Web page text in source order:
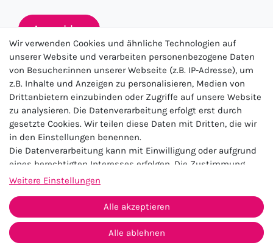
Anmelden
★★★★★
4.5 / 5.0 (23.143)
Impressum Daten­schutz­erklärung
AGB
Widerrufs­recht
Kontakt
Vertrag widerrufen
Wir verwenden Cookies und ähnliche Technologien auf
unserer Website und verarbeiten personenbezogene Daten
von Besucher:innen unserer Webseite (z.B. IP-Adresse), um
z.B. Inhalte und Anzeigen zu personalisieren, Medien von
Drittanbietern einzubinden oder Zugriffe auf unsere Website
zu analysieren. Die Datenverarbeitung erfolgt erst durch
gesetzte Cookies. Wir teilen diese Daten mit Dritten, die wir
in den Einstellungen benennen.
Die Datenverarbeitung kann mit Einwilligung oder aufgrund
eines berechtigten Interesses erfolgen. Die Zustimmung
kann erteilt oder abgelehnt werden. Es besteht das Recht,
Zeitpunkt zu ändern oder zu widerrufen. Beachten Sie unser
Impressumund weitere Hinweise zur Verwendung
personenbezogener Daten in unserer
Weitere Einstellungen
Alle akzeptieren
Alle ablehnen